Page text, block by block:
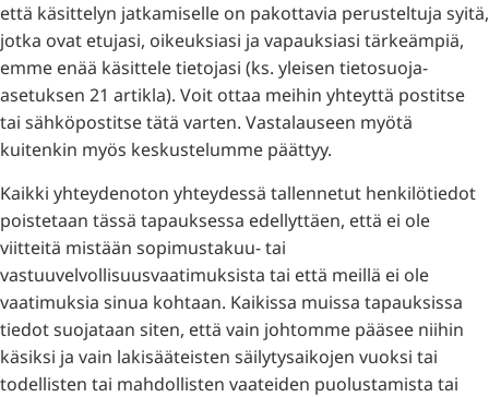
että käsittelyn jatkamiselle on pakottavia perusteltuja syitä,
jotka ovat etujasi, oikeuksiasi ja vapauksiasi tärkeämpiä,
emme enää käsittele tietojasi (ks. yleisen tietosuoja-
asetuksen 21 artikla). Voit ottaa meihin yhteyttä postitse
tai sähköpostitse tätä varten. Vastalauseen myötä
kuitenkin myös keskustelumme päättyy.
Kaikki yhteydenoton yhteydessä tallennetut henkilötiedot
poistetaan tässä tapauksessa edellyttäen, että ei ole
viitteitä mistään sopimustakuu- tai
vastuuvelvollisuusvaatimuksista tai että meillä ei ole
vaatimuksia sinua kohtaan. Kaikissa muissa tapauksissa
tiedot suojataan siten, että vain johtomme pääsee niihin
käsiksi ja vain lakisääteisten säilytysaikojen vuoksi tai
todellisten tai mahdollisten vaateiden puolustamista tai